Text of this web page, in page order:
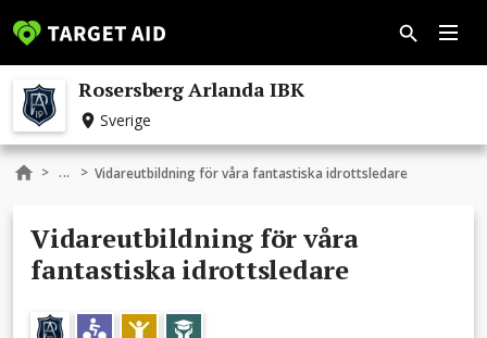
Rosersberg Arlanda IBK
Sverige
> ... > Vidareutbildning för våra fantastiska idrottsledare
Vidareutbildning för våra
fantastiska idrottsledare